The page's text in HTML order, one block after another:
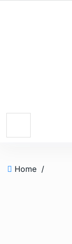
Home /